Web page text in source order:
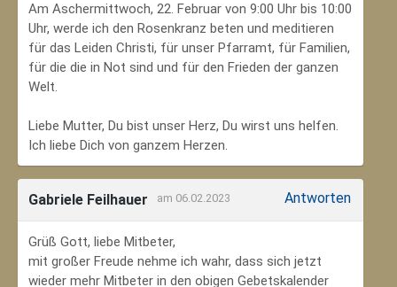
Am Aschermittwoch, 22. Februar von 9:00 Uhr bis 10:00
Uhr, werde ich den Rosenkranz beten und meditieren
für das Leiden Christi, für unser Pfarramt, für Familien,
für die die in Not sind und für den Frieden der ganzen
Welt.
Liebe Mutter, Du bist unser Herz, Du wirst uns helfen.
Ich liebe Dich von ganzem Herzen.
Gabriele Feilhauer am 06.02.2023 Antworten
Grüß Gott, liebe Mitbeter,
mit großer Freude nehme ich wahr, dass sich jetzt
wieder mehr Mitbeter in den obigen Gebetskalender